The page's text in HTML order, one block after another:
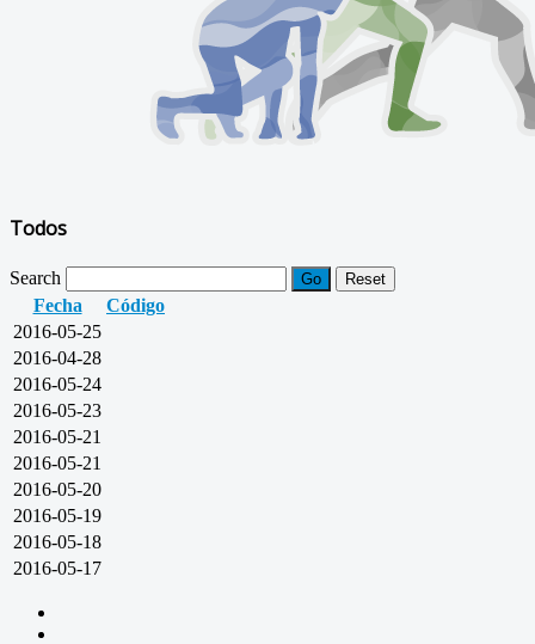
Todos
Search Go Reset
Fecha
Código
2016-05-25
2016-04-28
2016-05-24
2016-05-23
2016-05-21
2016-05-21
2016-05-20
2016-05-19
2016-05-18
2016-05-17